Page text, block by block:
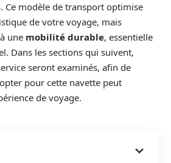
Ce modèle de transport optimise
de votre voyage, mais
une mobilité durable, essentielle
Dans les sections qui suivent,
seront examinés, afin de
pour cette navette peut
de voyage.